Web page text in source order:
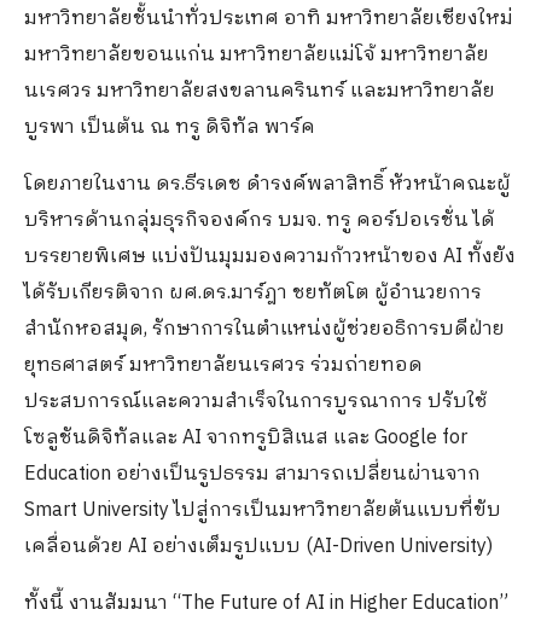
มหาวิทยาลัยชั้นนำทั่วประเทศ อาทิ มหาวิทยาลัยเชียงใหม่
มหาวิทยาลัยขอนแก่น มหาวิทยาลัยแม่โจ้ มหาวิทยาลัย
นเรศวร มหาวิทยาลัยสงขลานครินทร์ และมหาวิทยาลัย
บูรพา เป็นต้น ณ ทรู ดิจิทัล พาร์ค
โดยภายในงาน ดร.ธีรเดช ดำรงค์พลาสิทธิ์ หัวหน้าคณะผู้
บริหารด้านกลุ่มธุรกิจองค์กร บมจ. ทรู คอร์ปอเรชั่น ได้
บรรยายพิเศษ แบ่งปันมุมมองความก้าวหน้าของ AI ทั้งยัง
ได้รับเกียรติจาก ผศ.ดร.มาร์ฎา ชยทัตโต ผู้อำนวยการ
สำนักหอสมุด, รักษาการในตำแหน่งผู้ช่วยอธิการบดีฝ่าย
ยุทธศาสตร์ มหาวิทยาลัยนเรศวร ร่วมถ่ายทอด
ประสบการณ์และความสำเร็จในการบูรณาการ ปรับใช้
โซลูชันดิจิทัลและ AI จากทรูบิสิเนส และ Google for
Education อย่างเป็นรูปธรรม สามารถเปลี่ยนผ่านจาก
Smart University ไปสู่การเป็นมหาวิทยาลัยต้นแบบที่ขับ
เคลื่อนด้วย AI อย่างเต็มรูปแบบ (AI-Driven University)
ทั้งนี้ งานสัมมนา “The Future of AI in Higher Education”